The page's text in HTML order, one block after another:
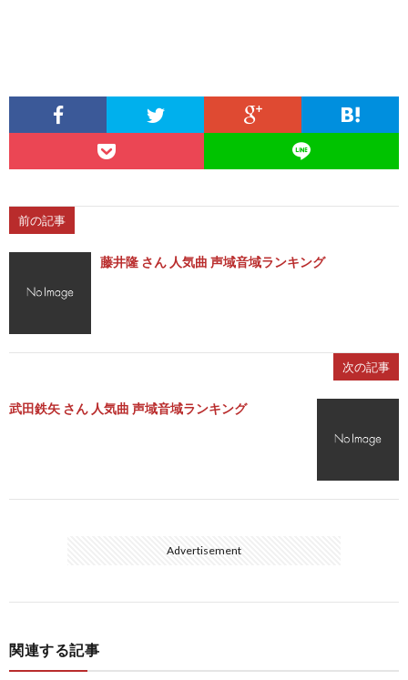
前の記事
藤井隆 さん 人気曲 声域音域ランキング
次の記事
武田鉄矢 さん 人気曲 声域音域ランキング
Advertisement
関連する記事